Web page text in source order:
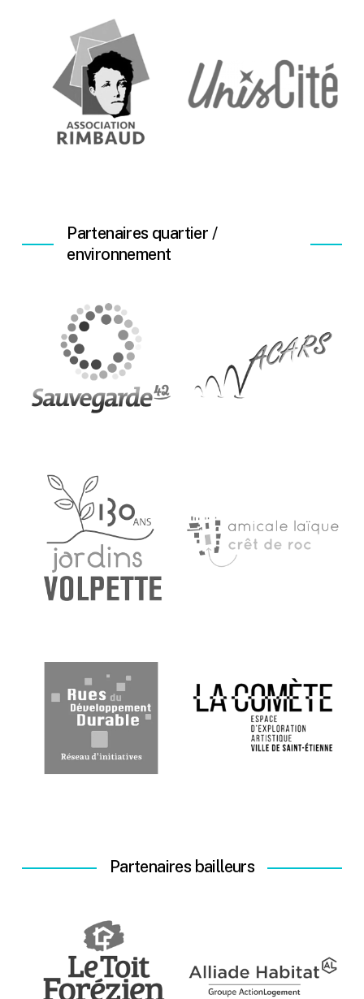
Partenaires quartier /
environnement
Partenaires bailleurs